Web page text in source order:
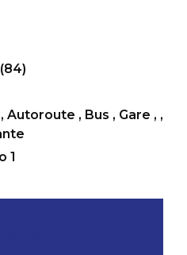
, Autoroute , Bus , Gare , ,
1